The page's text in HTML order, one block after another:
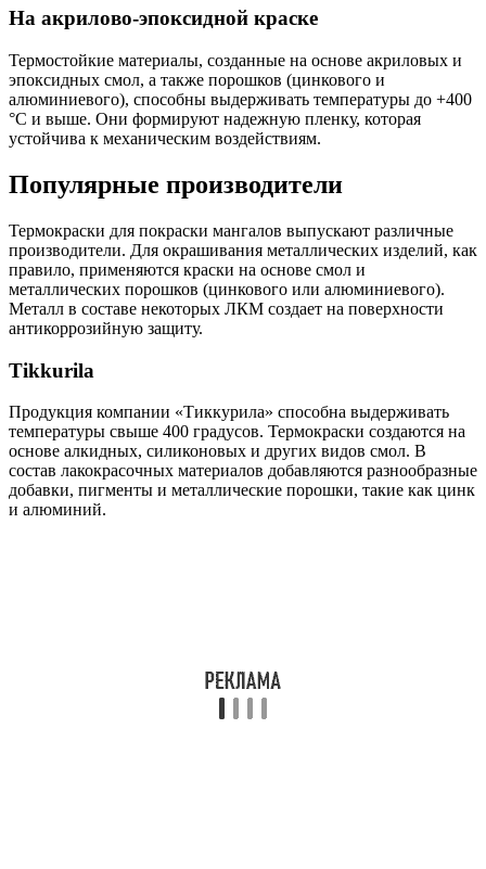
На акрилово-эпоксидной краске
Термостойкие материалы, созданные на основе акриловых и
эпоксидных смол, а также порошков (цинкового и
алюминиевого), способны выдерживать температуры до +400
°C и выше. Они формируют надежную пленку, которая
устойчива к механическим воздействиям.
Популярные производители
Термокраски для покраски мангалов выпускают различные
производители. Для окрашивания металлических изделий, как
правило, применяются краски на основе смол и
металлических порошков (цинкового или алюминиевого).
Металл в составе некоторых ЛКМ создает на поверхности
антикоррозийную защиту.
Tikkurila
Продукция компании «Тиккурила» способна выдерживать
температуры свыше 400 градусов. Термокраски создаются на
основе алкидных, силиконовых и других видов смол. В
состав лакокрасочных материалов добавляются разнообразные
добавки, пигменты и металлические порошки, такие как цинк
и алюминий.